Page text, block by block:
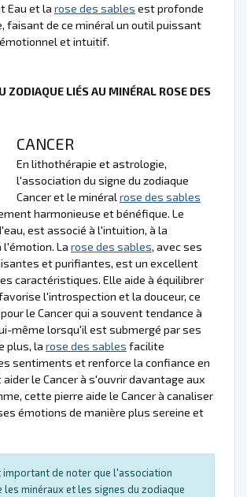
Eau et la rose des sables est profonde
faisant de ce minéral un outil puissant
et intuitif.
ZODIAQUE LIÉS AU MINÉRAL ROSE DES
CANCER
En lithothérapie et astrologie,
l'association du signe du zodiaque
Cancer et le minéral rose des sables
harmonieuse et bénéfique. Le
est associé à l'intuition, à la
La rose des sables, avec ses
et purifiantes, est un excellent
caractéristiques. Elle aide à équilibrer
l'introspection et la douceur, ce
le Cancer qui a souvent tendance à
même lorsqu'il est submergé par ses
plus, la rose des sables facilite
sentiments et renforce la confiance en
aider le Cancer à s'ouvrir davantage aux
cette pierre aide le Cancer à canaliser
émotions de manière plus sereine et
important de noter que l'association
les minéraux et les signes du zodiaque